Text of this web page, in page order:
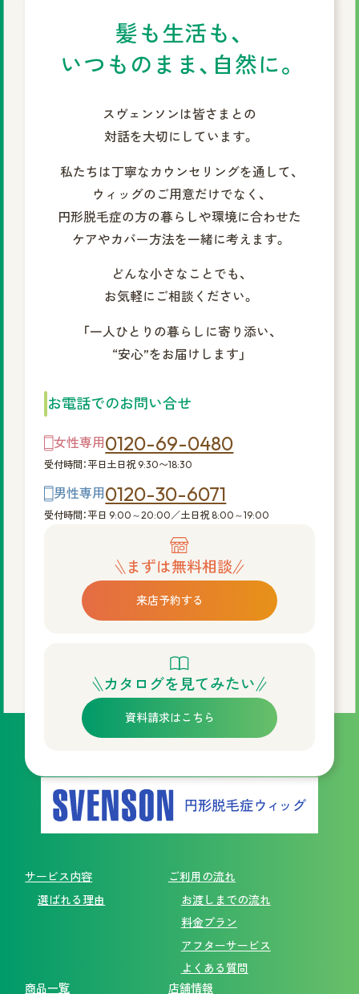
髪も生活も、
いつものまま、自然に。
スヴェンソンは皆さまとの
対話を大切にしています。
私たちは丁寧なカウンセリングを通して、
ウィッグのご用意だけでなく、
円形脱毛症の方の暮らしや環境に合わせた
ケアやカバー方法を一緒に考えます。
どんな小さなことでも、
お気軽にご相談ください。
「一人ひとりの暮らしに寄り添い、
“安心”をお届けします」
お電話でのお問い合せ
女性専用 0120-69-0480
受付時間：平日土日祝 9:30〜18:30
男性専用 0120-30-6071
受付時間：平日 9:00～20:00／土日祝 8:00～19:00
まずは無料相談
来店予約する
カタログを見てみたい
資料請求はこちら
サービス内容
選ばれる理由
ご利用の流れ
お渡しまでの流れ
料金プラン
アフターサービス
よくある質問
商品一覧
店舗情報